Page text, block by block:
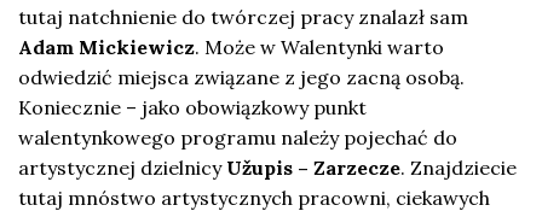
tutaj natchnienie do twórczej pracy znalazł sam
Adam Mickiewicz. Może w Walentynki warto
odwiedzić miejsca związane z jego zacną osobą.
Koniecznie – jako obowiązkowy punkt
walentynkowego programu należy pojechać do
artystycznej dzielnicy Užupis – Zarzecze. Znajdziecie
tutaj mnóstwo artystycznych pracowni, ciekawych